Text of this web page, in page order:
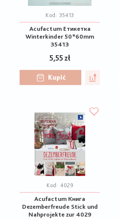
Kod: 35413
Acufactum Етикетка
Winterkinder 50*60mm
35413
5,55 zł
Kupić
Kod: 4029
Acufactum Книга
Dezemberfreude Stick und
Nahprojekte zur 4029